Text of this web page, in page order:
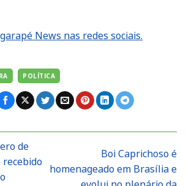
News nas redes sociais.
POLÍTICA
de
recebido
Boi Caprichoso é
homenageado em Brasília e